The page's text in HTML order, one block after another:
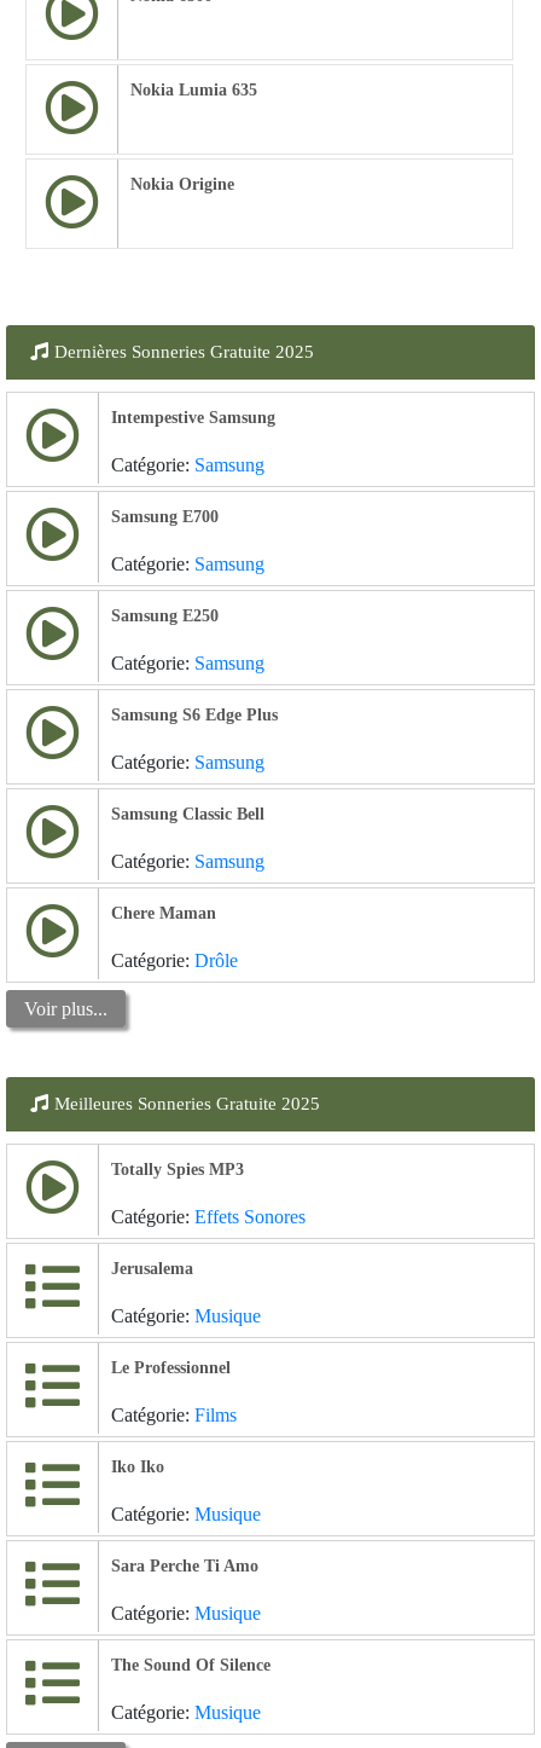
Nokia Lumia 635
Nokia Origine
Dernières Sonneries Gratuite 2025
Intempestive Samsung
Catégorie: Samsung
Samsung E700
Catégorie: Samsung
Samsung E250
Catégorie: Samsung
Samsung S6 Edge Plus
Catégorie: Samsung
Samsung Classic Bell
Catégorie: Samsung
Chere Maman
Catégorie: Drôle
Voir plus...
Meilleures Sonneries Gratuite 2025
Totally Spies MP3
Catégorie: Effets Sonores
Jerusalema
Catégorie: Musique
Le Professionnel
Catégorie: Films
Iko Iko
Catégorie: Musique
Sara Perche Ti Amo
Catégorie: Musique
The Sound Of Silence
Catégorie: Musique